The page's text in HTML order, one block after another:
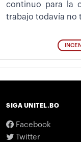
continuo para la
trabajo todavía no
SIGA UNITEL.BO
Facebook
Twitter